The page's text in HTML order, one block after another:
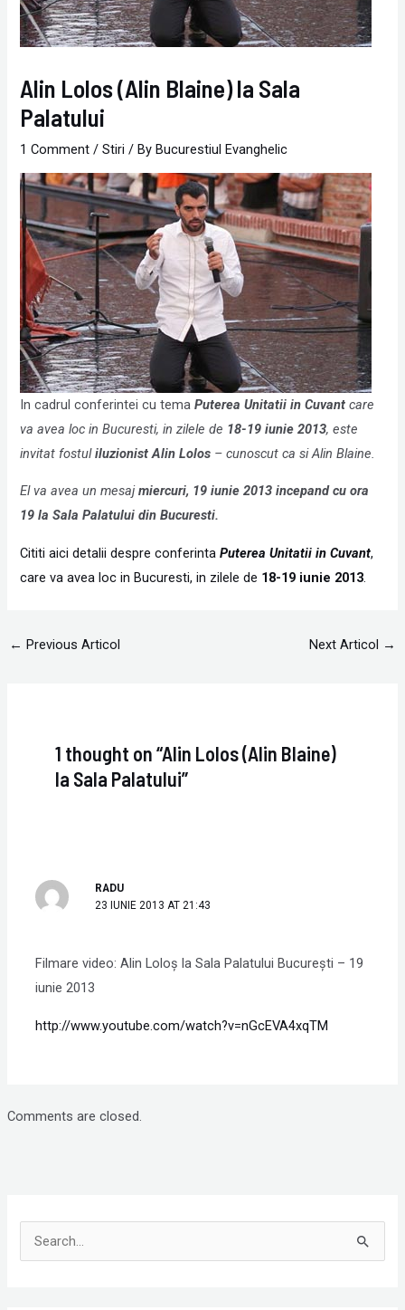
Alin Lolos (Alin Blaine) la Sala
Palatului
1 Comment /Stiri / ByBucurestiul Evanghelic
In cadrul conferintei cu tema Puterea Unitatii in Cuvantcare
va avea loc in Bucuresti, in zilele de 18-19 iunie 2013, este
invitat fostuliluzionist Alin Lolos – cunoscut ca si AlinBlaine.
El va avea un mesajmiercuri, 19 iunie 2013 incepand cu ora
19 la Sala Palatului din Bucuresti.
Cititi aici detalii despre conferintaPuterea Unitatii in Cuvant,
care va avea loc in Bucuresti, in zilele de 18-19 iunie 2013.
← Previous Articol Next Articol →
1 thought on “Alin Lolos (Alin Blaine)
la Sala Palatului”
RADU
23 IUNIE 2013 AT 21:43
Filmare video: Alin Loloș la Sala Palatului București – 19
iunie 2013
http://www.youtube.com/watch?v=nGcEVA4xqTM
Comments are closed.